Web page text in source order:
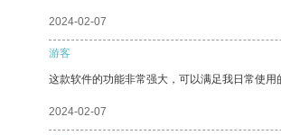
2024-02-07
游客
这款软件的功能非常强大，可以满足我日常使用
2024-02-07